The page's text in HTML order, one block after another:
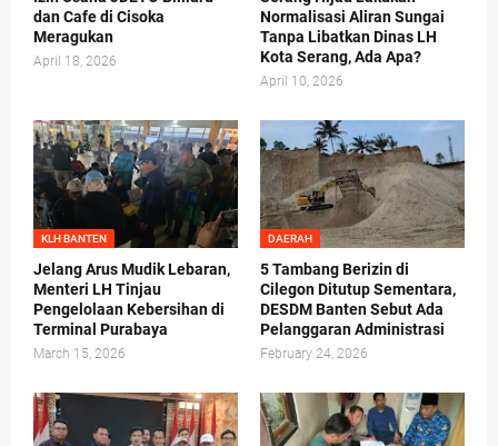
dan Cafe di Cisoka
Meragukan
April 18, 2026
Normalisasi Aliran Sungai
Tanpa Libatkan Dinas LH
Kota Serang, Ada Apa?
April 10, 2026
KLH BANTEN
Jelang Arus Mudik Lebaran,
Menteri LH Tinjau
Pengelolaan Kebersihan di
Terminal Purabaya
March 15, 2026
DAERAH
5 Tambang Berizin di
Cilegon Ditutup Sementara,
DESDM Banten Sebut Ada
Pelanggaran Administrasi
February 24, 2026